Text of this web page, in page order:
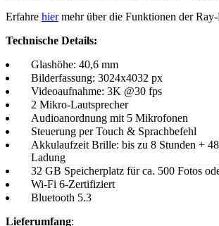
Erfahre hiermehr über die Funktionen der
Technische Details:
Glashöhe: 40,6 mm
Bilderfassung: 3024x4032 px
Videoaufnahme: 3K @30 fps
2 Mikro-Lautsprecher
Audioanordnung mit 5 Mikrofonen
Steuerung per Touch & Sprachbefehl
Akkulaufzeit Brille: bis zu 8 Stunden +
Ladung
32 GB Speicherplatz für ca. 500 Fotos
Wi-Fi 6-Zertifiziert
Bluetooth 5.3
Lieferumfang: